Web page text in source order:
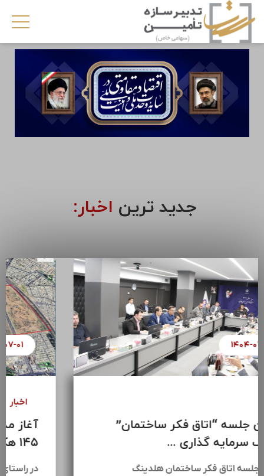
جدید ترین اخبار:
۱۴۰۴-۰۷-۰۸
سومین جلسه “اتاق فکر ساختمان”
هلدینگ سرمایه گذاری ...
سومین جلسه اتاق فکر ساختمان هلدینگ